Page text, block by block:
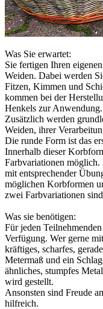
Was Sie erwartet:
Sie fertigen Ihren
Weiden. Dabei werden
Fitzen, Kimmen und
kommen bei der
Henkels zur Anwendung.
Zusätzlich werden
Weiden, ihrer
Die runde Form ist das
Innerhalb dieser
Farbvariationen
mit entsprechender
möglichen Korbformen
zwei Farbvariationen
Was sie benötigen:
Für jeden
Verfügung. Wer gerne
kräftiges, scharfes,
Metermaß und ein
ähnliches, stumpfes
wird gestellt.
Ansonsten sind Freude
hilfreich.